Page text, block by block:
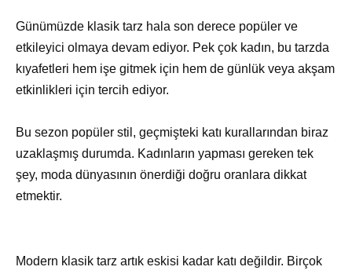
Günümüzde klasik tarz hala son derece popüler ve
etkileyici olmaya devam ediyor. Pek çok kadın, bu tarzda
kıyafetleri hem işe gitmek için hem de günlük veya akşam
etkinlikleri için tercih ediyor.
Bu sezon popüler stil, geçmişteki katı kurallarından biraz
uzaklaşmış durumda. Kadınların yapması gereken tek
şey, moda dünyasının önerdiği doğru oranlara dikkat
etmektir.
Modern klasik tarz artık eskisi kadar katı değildir. Birçok